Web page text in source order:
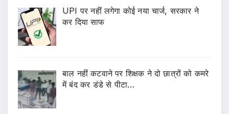
UPI पर नहीं लगेगा कोई नया चार्ज, सरकार ने
कर दिया साफ
बाल नहीं कटवाने पर शिक्षक ने दो छात्रों को कमरे
में बंद कर डंडे से पीटा…